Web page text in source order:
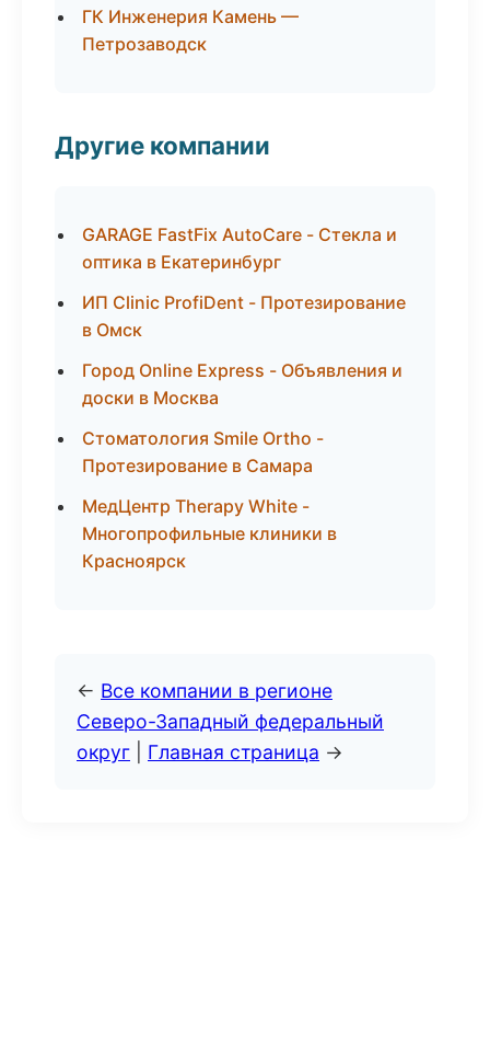
ГК Инженерия Камень —
Петрозаводск
Другие компании
GARAGE FastFix AutoCare - Стекла и
оптика в Екатеринбург
ИП Clinic ProfiDent - Протезирование
в Омск
Город Online Express - Объявления и
доски в Москва
Стоматология Smile Ortho -
Протезирование в Самара
МедЦентр Therapy White -
Многопрофильные клиники в
Красноярск
← Все компании в регионе
Северо-Западный федеральный
округ
Главная страница →